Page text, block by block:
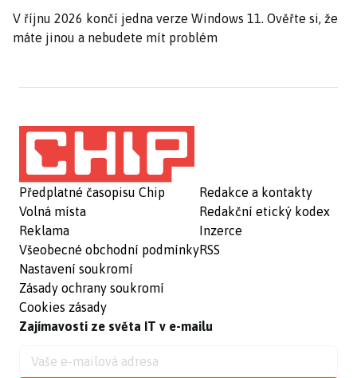
V říjnu 2026 končí jedna verze Windows 11. Ověřte si, že
máte jinou a nebudete mít problém
Předplatné časopisu Chip
Volná místa
Reklama
Všeobecné obchodní podmínky
Nastavení soukromí
Zásady ochrany soukromí
Cookies zásady
Redakce a kontakty
Redakční etický kodex
Inzerce
RSS
Zajímavosti ze světa IT v e-mailu